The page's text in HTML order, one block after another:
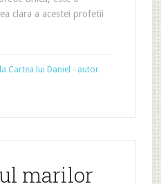
clara a acestei profetii
Cartea lui Daniel - autor
marilor